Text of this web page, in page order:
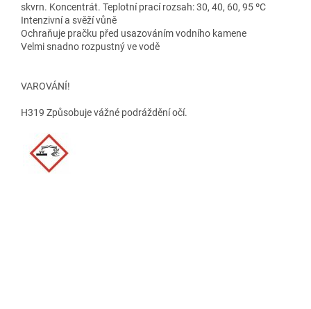
skvrn. Koncentrát. Teplotní prací rozsah: 30, 40, 60, 95 ºC
Intenzivní a svěží vůně
Ochraňuje pračku před usazováním vodního kamene
Velmi snadno rozpustný ve vodě
VAROVÁNÍ!
H319 Způsobuje vážné podráždění očí.